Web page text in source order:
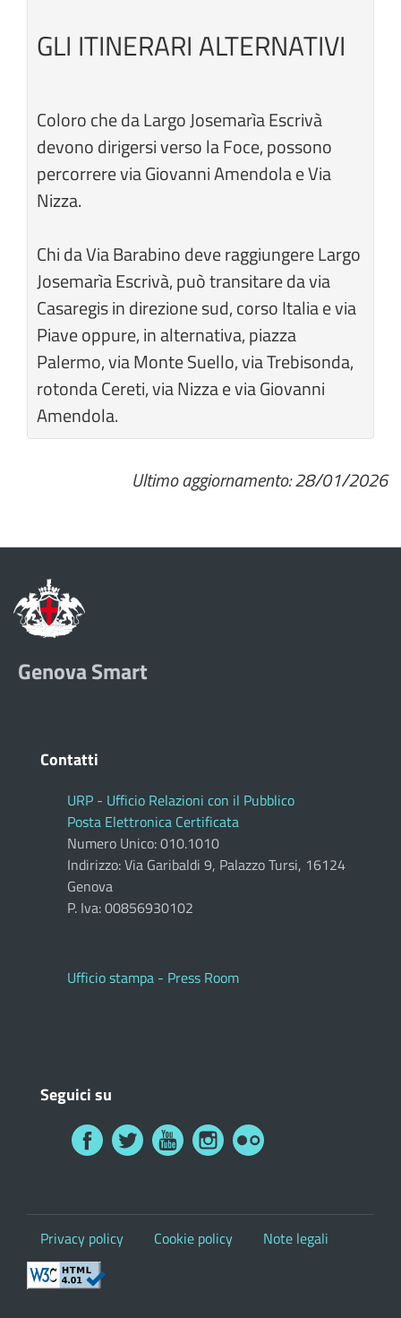
GLI ITINERARI ALTERNATIVI
Coloro che da Largo Josemarìa Escrivà
devono dirigersi verso la Foce, possono
percorrere via Giovanni Amendola e Via
Nizza.
Chi da Via Barabino deve raggiungere Largo
Josemarìa Escrivà, può transitare da via
Casaregis in direzione sud, corso Italia e via
Piave oppure, in alternativa, piazza
Palermo, via Monte Suello, via Trebisonda,
rotonda Cereti, via Nizza e via Giovanni
Amendola.
Ultimo aggiornamento: 28/01/2026
Genova Smart
Contatti
URP - Ufficio Relazioni con il Pubblico
Posta Elettronica Certificata
Numero Unico: 010.1010
Indirizzo: Via Garibaldi 9, Palazzo Tursi, 16124
Genova
P. Iva: 00856930102
Ufficio stampa - Press Room
Seguici su
Privacy policy Cookie policy Note legali